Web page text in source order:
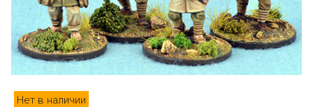
Нет в наличии